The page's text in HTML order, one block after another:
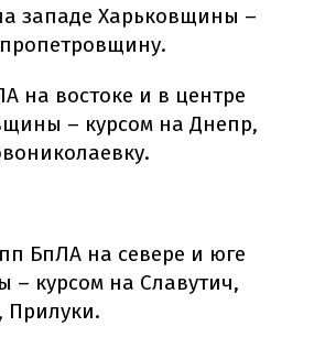
западе Харьковщины –
на востоке и в центре
– курсом на Днепр,
БпЛА на севере и юге
– курсом на Славутич,
Прилуки.